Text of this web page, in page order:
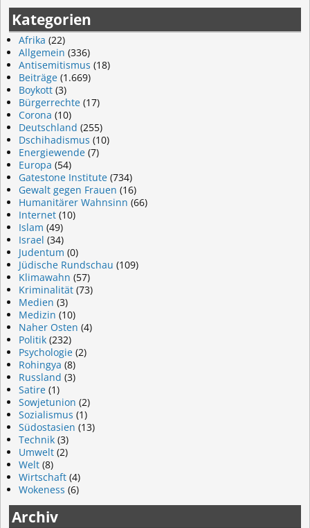
Kategorien
Afrika (22)
Allgemein (336)
Antisemitismus (18)
Beiträge (1.669)
Boykott (3)
Bürgerrechte (17)
Corona (10)
Deutschland (255)
Dschihadismus (10)
Energiewende (7)
Europa (54)
Gatestone Institute (734)
Gewalt gegen Frauen (16)
Humanitärer Wahnsinn (66)
Internet (10)
Islam (49)
Israel (34)
Judentum (0)
Jüdische Rundschau (109)
Klimawahn (57)
Kriminalität (73)
Medien (3)
Medizin (10)
Naher Osten (4)
Politik (232)
Psychologie (2)
Rohingya (8)
Russland (3)
Satire (1)
Sowjetunion (2)
Sozialismus (1)
Südostasien (13)
Technik (3)
Umwelt (2)
Welt (8)
Wirtschaft (4)
Wokeness (6)
Archiv